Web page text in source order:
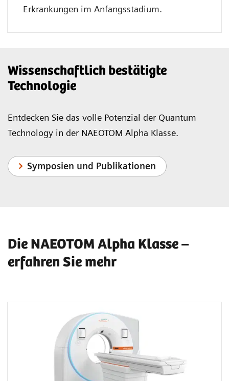
Erkrankungen im Anfangsstadium.
Wissenschaftlich bestätigte
Technologie
Entdecken Sie das volle Potenzial der Quantum
Technology in der NAEOTOM Alpha Klasse.
Symposien und Publikationen
Die NAEOTOM Alpha Klasse –
erfahren Sie mehr